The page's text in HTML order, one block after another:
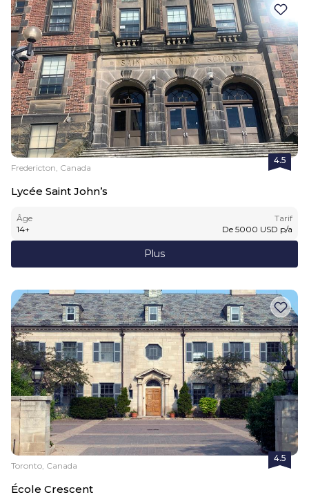
4.5
Fredericton, Canada
Lycée Saint John’s
Âge
14+
Tarif
De 5000 USD p/a
Plus
4.5
Toronto, Canada
École Crescent